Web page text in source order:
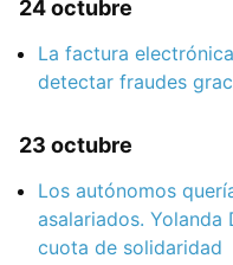
24 octubre
La factura
detectar fraudes
23 octubre
Los autónomos
asalariados. Yolanda
cuota de solidaridad